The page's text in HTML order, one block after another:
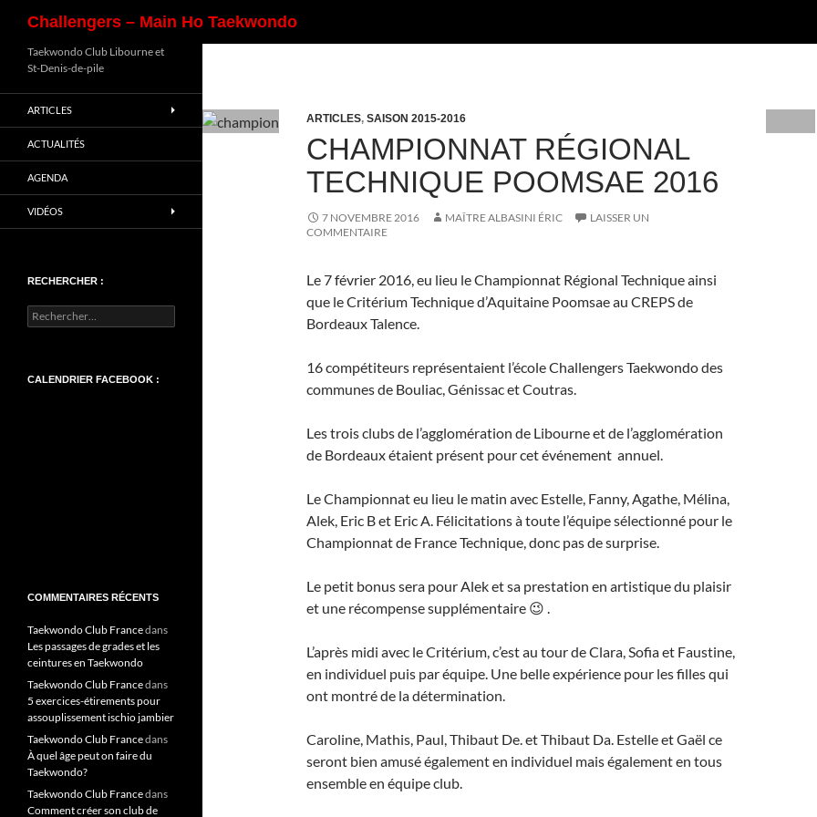
Aller
contenu
Challengers – Main Ho Taekwondo
ARTICLES, SAISON 2015-2016
CHAMPIONNAT RÉGIONAL
TECHNIQUE POOMSAE 2016
7 NOVEMBRE 2016 MAÎTRE ALBASINI ÉRIC
LAISSER UN
COMMENTAIRE
Le 7 février 2016, eu lieu le Championnat Régional Technique ainsi
que le Critérium Technique d’Aquitaine Poomsae au CREPS de
Bordeaux Talence.
16 compétiteurs représentaient l’école Challengers Taekwondo des
communes de Bouliac, Génissac et Coutras.
Les trois clubs de l’agglomération de Libourne et de l’agglomération
de Bordeaux étaient présent pour cet événement annuel.
Le Championnat eu lieu le matin avec Estelle, Fanny, Agathe, Mélina,
Alek, Eric B et Eric A. Félicitations à toute l’équipe sélectionné pour le
Championnat de France Technique, donc pas de surprise.
Le petit bonus sera pour Alek et sa prestation en artistique du plaisir
et une récompense supplémentaire 😉 .
L’après midi avec le Critérium, c’est au tour de Clara, Sofia et Faustine,
en individuel puis par équipe. Une belle expérience pour les filles qui
ont montré de la détermination.
Caroline, Mathis, Paul, Thibaut De. et Thibaut Da. Estelle et Gaël ce
seront bien amusé également en individuel mais également en tous
ensemble en équipe club.
Taekwondo Club Libourne et
St-Denis-de-pile
ARTICLES
ACTUALITÉS
AGENDA
VIDÉOS
RECHERCHER :
Rechercher :
CALENDRIER FACEBOOK :
COMMENTAIRES RÉCENTS
Taekwondo Club Francedans
Les passages de grades et les
ceintures en Taekwondo
Taekwondo Club Francedans
5 exercices-étirements pour
assouplissement ischio jambier
Taekwondo Club Francedans
À quel âge peut on faire du
Taekwondo?
Taekwondo Club Francedans
Comment créer son club de